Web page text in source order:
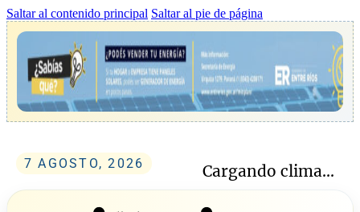
Saltar al contenido principal Saltar al pie de página
7 AGOSTO, 2026 Cargando clima...